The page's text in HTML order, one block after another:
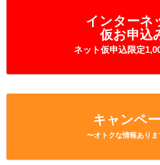
インターネ
仮お申込
ネット仮申込限定
キャンペ
〜オトクな情報ありま